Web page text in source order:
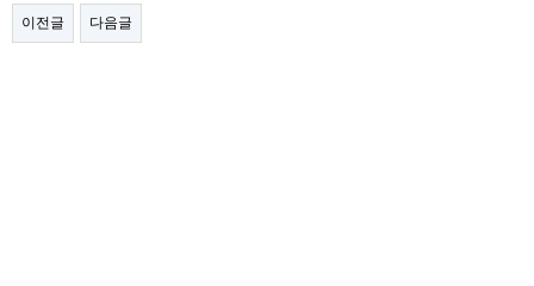
이전글 다음글